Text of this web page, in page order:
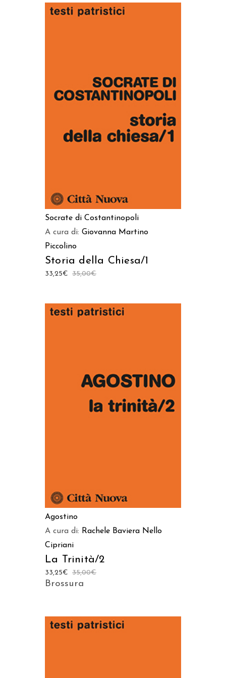
Socrate di Costantinopoli
A cura di: Giovanna Martino
Piccolino
Storia della Chiesa/1
35,00€
33,25€
AGGIUNGI AL CARRELLO
Agostino
A cura di: Rachele Baviera Nello
Cipriani
La Trinità/2
35,00€
33,25€
Brossura